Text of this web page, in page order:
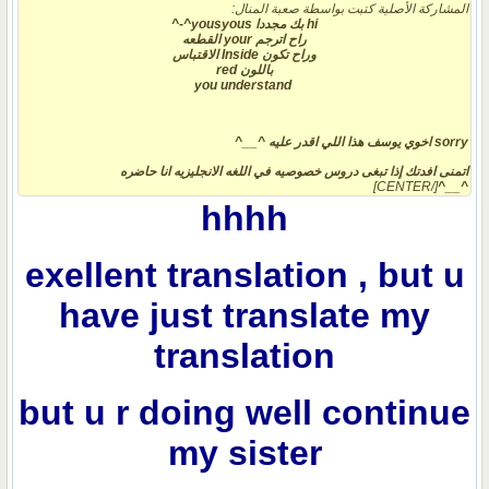
المشاركة الأصلية كتبت بواسطة صعبة المنال:
hi بك مجددا yousyous^-^
راح اترجم your القطعه
وراح تكون Inside الاقتباس
باللون red
you understand
sorry اخوي يوسف هذا اللي اقدر عليه ^__^
اتمنى افدتك إذا تبغى دروس خصوصيه في اللغه الانجليزيه انا حاضره
^__^
[/CENTER]
hhhh
exellent translation , but u
have just translate my
translation
but u r doing well continue
my sister